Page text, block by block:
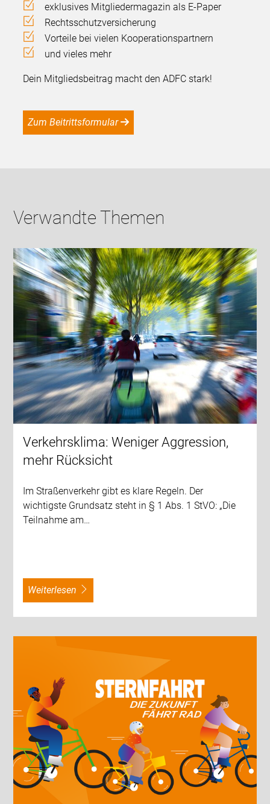
exklusives Mitgliedermagazin als E-Paper
Rechtsschutzversicherung
Vorteile bei vielen Kooperationspartnern
und vieles mehr
Dein Mitgliedsbeitrag macht den ADFC stark!
Zum Beitrittsformular
Verwandte Themen
Verkehrsklima: Weniger Aggression,
mehr Rücksicht
Im Straßenverkehr gibt es klare Regeln. Der
wichtigste Grundsatz steht in § 1 Abs. 1 StVO: „Die
Teilnahme am…
weiterlesen